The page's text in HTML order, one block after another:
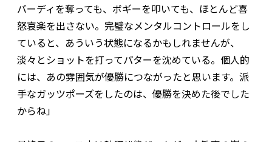
バーディを奪っても、ボギーを叩いても、ほとんど喜
怒哀楽を出さない。完璧なメンタルコントロールをし
ていると、あういう状態になるかもしれませんが、
淡々とショットを打ってパターを沈めている。個人的
には、あの雰囲気が優勝につながったと思います。派
手なガッツポーズをしたのは、優勝を決めた後でした
からね」